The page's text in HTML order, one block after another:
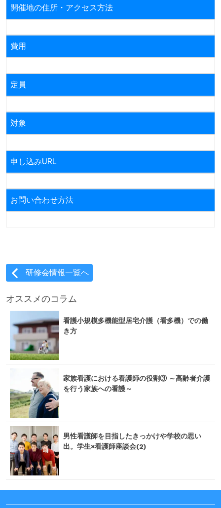
開催地の住所・アクセス方法
費用
定員
対象
申し込みURL
お問い合わせ方法
研修会情報一覧へ
オススメのコラム
看護小規模多機能型居宅介護（看多機）での働
き方
家族看護における看護師の役割③ ～高齢者介護
を行う家族への看護～
男性看護師を目指したきっかけや学校の思い
出。学生×看護師座談会(2)